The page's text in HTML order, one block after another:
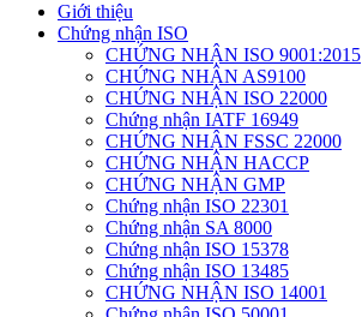
Giới thiệu
Chứng nhận ISO
CHỨNG NHẬN ISO 9001:2015
CHỨNG NHẬN AS9100
CHỨNG NHẬN ISO 22000
Chứng nhận IATF 16949
CHỨNG NHẬN FSSC 22000
CHỨNG NHẬN HACCP
CHỨNG NHẬN GMP
Chứng nhận ISO 22301
Chứng nhận SA 8000
Chứng nhận ISO 15378
Chứng nhận ISO 13485
CHỨNG NHẬN ISO 14001